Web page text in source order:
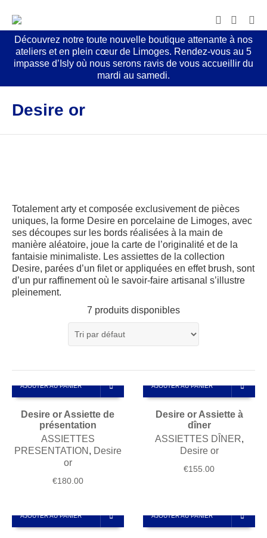
Découvrez notre toute nouvelle boutique attenante à nos
ateliers et en plein cœur de Limoges. Rendez-vous au 5
impasse d’Isly où nous serons ravis de vous accueillir du
mardi au samedi.
Desire or
Totalement arty et composée exclusivement de pièces
uniques, la forme Desire en porcelaine de Limoges, avec
ses découpes sur les bords réalisées à la main de
manière aléatoire, joue la carte de l’originalité et de la
fantaisie minimaliste. Les assiettes de la collection
Desire, parées d’un filet or appliquées en effet brush, sont
d’un pur raffinement où le savoir-faire artisanal s’illustre
pleinement.
7 produits disponibles
AJOUTER AU PANIER
Desire or Assiette de
présentation
ASSIETTES
PRESENTATION , Desire
or
€180.00
AJOUTER AU PANIER
Desire or Assiette à
dîner
ASSIETTES DÎNER,
Desire or
€155.00
AJOUTER AU PANIER AJOUTER AU PANIER